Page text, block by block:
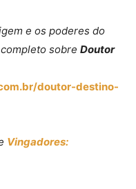
e os poderes do
sobre Doutor
doutor-destino-
Vingadores: